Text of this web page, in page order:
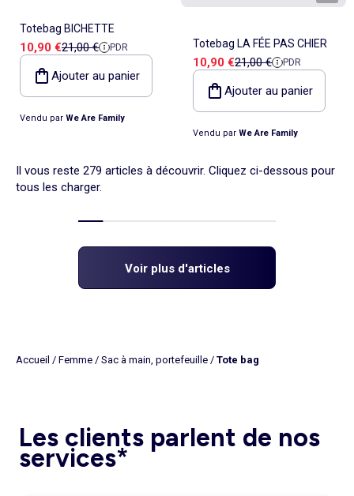
Totebag BICHETTE
Prix de vente
10,90 €Prix de référence
21,00 € PDR
Ajouter au panier
Vendu par We Are Family
Totebag LA FÉE PAS CHIER
Prix de vente
10,90 €Prix de référence
21,00 € PDR
Ajouter au panier
Vendu par We Are Family
Il vous reste 279 articles à découvrir. Cliquez ci-dessous pour
tous les charger.
Voir plus d'articles
Accueil / Femme / Sac à main, portefeuille / Tote bag
Les clients parlent de nos
services*